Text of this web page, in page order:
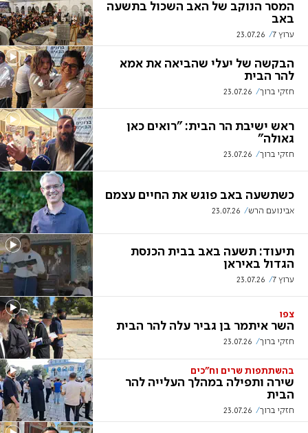
המסר הנוקב של האב השכול בתשעה
באב
ערוץ 7 23.07.26
הבקשה של יעלי שהביאה את אמא
להר הבית
חזקי ברוך 23.07.26
ראש ישיבת הר הבית: "רואים כאן
גאולה"
חזקי ברוך 23.07.26
כשתשעה באב פוגש את החיים עצמם
אבינועם הרש 23.07.26
תיעוד: תשעה באב בבית הכנסת
הגדול באיראן
ערוץ 7 23.07.26
צפו
השר איתמר בן גביר עלה להר הבית
חזקי ברוך 23.07.26
בהשתתפות שרים וח"כים
שירה ותפילה במהלך העלייה להר
הבית
חזקי ברוך 23.07.26